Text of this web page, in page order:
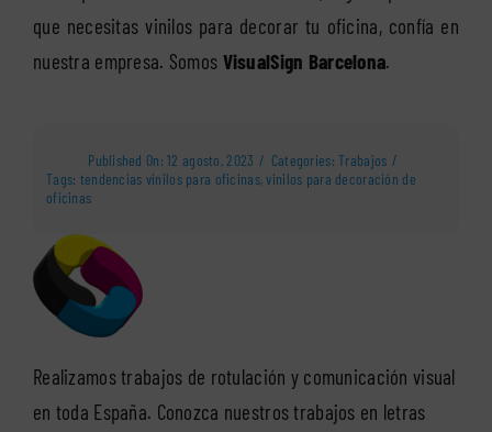
que necesitas vinilos para decorar tu oficina, confía en
nuestra empresa. Somos VisualSign Barcelona.
Published On: 12 agosto, 2023 / Categories:Trabajos /
Tags: tendencias vinilos para oficinas,vinilos para decoración de
oficinas
Realizamos trabajos de rotulación y comunicación visual
en toda España. Conozca nuestros trabajos en letras